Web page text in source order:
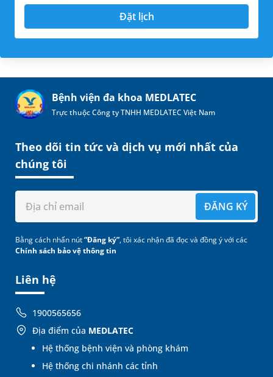
Đặt lịch
Bệnh viện đa khoa MEDLATEC
Trực thuộc Công ty TNHH MEDLATEC Việt Nam
Liên hệ
1900565656
Địa điểm của MEDLATEC
Hệ thống bệnh viện và phòng khám
Hệ thống chi nhánh các tỉnh
Theo dõi tin tức và dịch vụ mới nhất của
chúng tôi
ĐĂNG KÝ
Bằng cách nhấn nút“Đăng ký”, tôi xác nhận đã đọc và đồng ý với các
Chính sách bảo vệ thông tin